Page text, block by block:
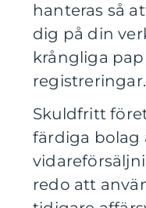
hanteras så
dig på din
krångliga
registreringar.
Skuldfritt
färdiga bolag
redo att